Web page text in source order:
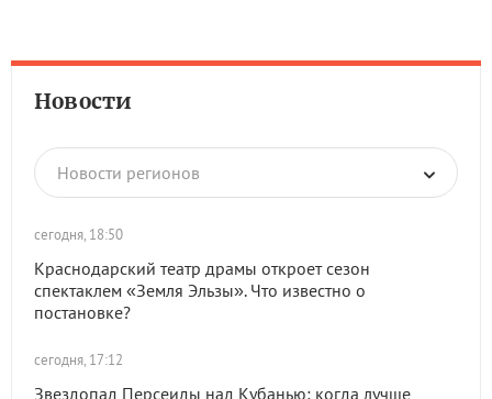
Новости
Новости регионов
сегодня, 18:50
Краснодарский театр драмы откроет сезон
спектаклем «Земля Эльзы». Что известно о
постановке?
сегодня, 17:12
Звездопад Персеиды над Кубанью: когда лучше